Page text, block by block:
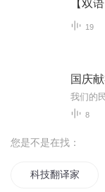
【双
19
国庆
8
您是不是在找：
科技翻译家